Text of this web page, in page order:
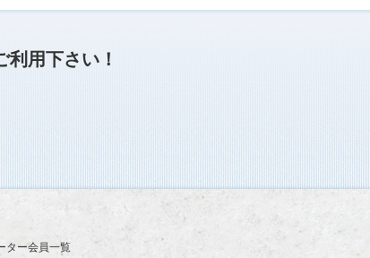
がされませんので、ご了
承のほど、よろしくお願
伴う情報更新停止のお知
らせ(04/26～04/29、05/0
ユーザー各位
利用下さい！
ター会員一覧